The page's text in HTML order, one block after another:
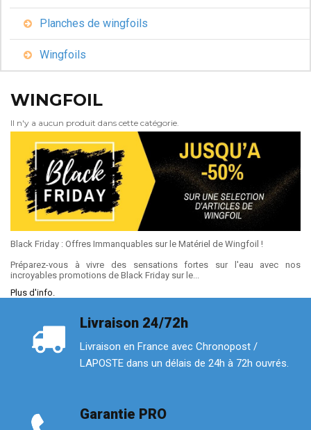
Planches de wingfoils
Wingfoils
WINGFOIL
Il n'y a aucun produit dans cette catégorie.
Black Friday : Offres Immanquables sur le Matériel de Wingfoil !
Préparez-vous à vivre des sensations fortes sur l'eau avec nos
incroyables promotions de Black Friday sur le...
Plus d'info.
Livraison 24/72h
Livraison en France avec Chronopost /
LAPOSTE dans un délais de 24h à 72h ouvrés.
Garantie PRO